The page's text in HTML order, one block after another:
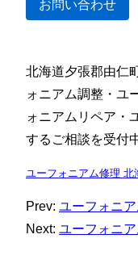
お問い合わせ
北海道夕張郡由仁
ォニアム調整・ユ
ォニアムリペア・
するご相談を受付
ユーフォニアム修理 北
Prev: ユーフォニ
Next: ユーフォニ